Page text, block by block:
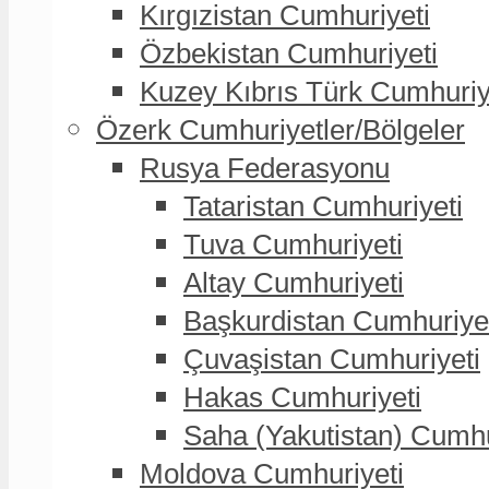
Kırgızistan Cumhuriyeti
Özbekistan Cumhuriyeti
Kuzey Kıbrıs Türk
Özerk Cumhuriyetler/Bölgeler
Rusya Federasyonu
Tataristan Cumhuriyeti
Tuva Cumhuriyeti
Altay Cumhuriyeti
Başkurdistan
Çuvaşistan Cumhuriyeti
Hakas Cumhuriyeti
Saha (Yakutistan)
Moldova Cumhuriyeti